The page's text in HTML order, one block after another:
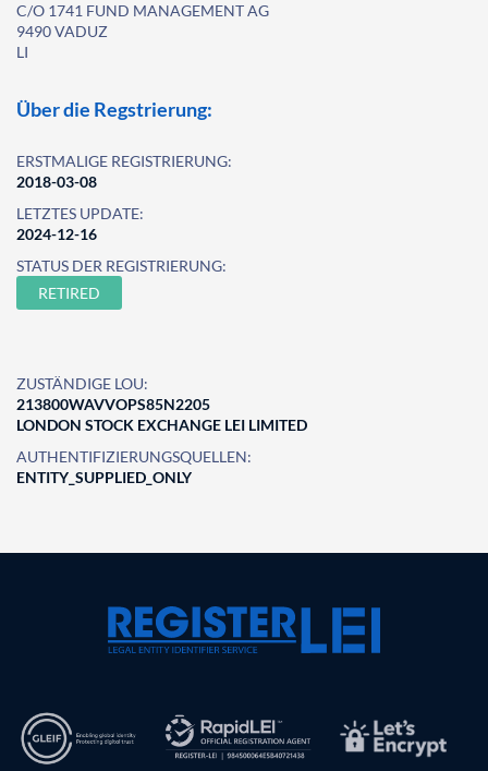
C/O 1741 FUND MANAGEMENT AG
9490 VADUZ
LI
Über die Regstrierung:
ERSTMALIGE REGISTRIERUNG:
2018-03-08
LETZTES UPDATE:
2024-12-16
STATUS DER REGISTRIERUNG:
RETIRED
ZUSTÄNDIGE LOU:
213800WAVVOPS85N2205
LONDON STOCK EXCHANGE LEI LIMITED
AUTHENTIFIZIERUNGSQUELLEN:
ENTITY_SUPPLIED_ONLY